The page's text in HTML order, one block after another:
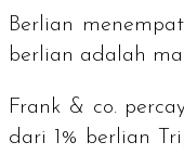
Berlian
berlian adalah
Frank & co.
dari 1% berlian